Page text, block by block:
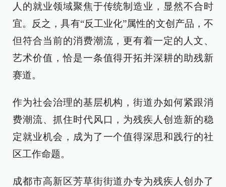
人的就业领域聚焦于传统制造业，显然不合时
宜。反之，具有“反工业化”属性的文创产品，不
但符合当前的消费潮流，更有着一定的人文、
艺术价值，恰是一条值得开拓并深耕的助残新
赛道。
作为社会治理的基层机构，街道办如何紧跟消
费潮流、抓住时代风口，为残疾人创造新的稳
定就业机会，成为了一个值得深思和践行的社
区工作命题。
成都市高新区芳草街街道办专为残疾人创办了